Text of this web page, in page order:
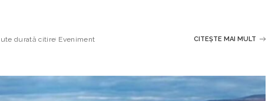
durată citire Eveniment CITEȘTE MAI MULT